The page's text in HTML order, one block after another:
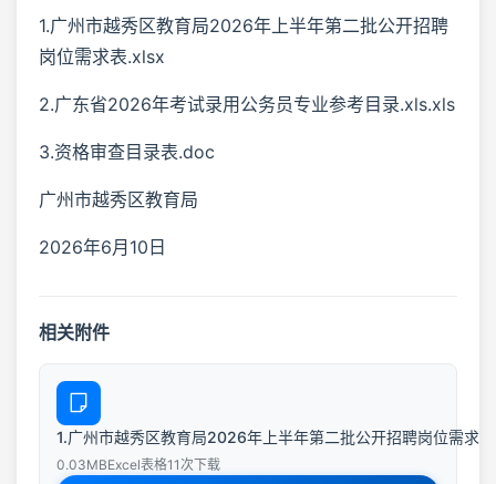
1.广州市越秀区教育局2026年上半年第二批公开招聘
岗位需求表.xlsx
2.广东省2026年考试录用公务员专业参考目录.xls.xls
3.资格审查目录表.doc
广州市越秀区教育局
2026年6月10日
相关附件
1.广州市越秀区教育局2026年上半年第二批公开招聘岗位需求
0.03MBExcel表格11次下载